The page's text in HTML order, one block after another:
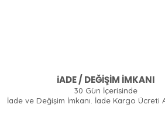
iADE / DEĞİŞİM İMKANI
30 Gün İçerisinde
İade ve Değişim İmkanı. İade Kargo Ücreti